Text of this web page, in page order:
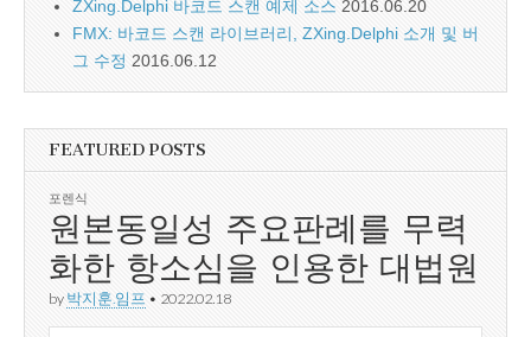
ZXing.Delphi 바코드 스캔 예제 소스 2016.06.20
FMX: 바코드 스캔 라이브러리, ZXing.Delphi 소개 및 버
그 수정 2016.06.12
FEATURED POSTS
포렌식
원본동일성 주요판례를 무력
화한 항소심을 인용한 대법원
by 박지훈.임프 • 2022.02.18